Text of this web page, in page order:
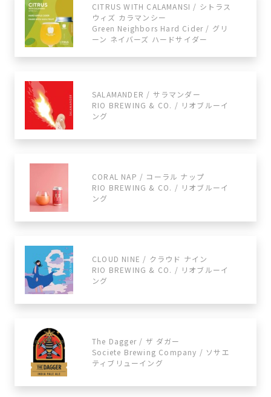
CITRUS WITH CALAMANSI / シトラス
ウィズ カラマンシー
Green Neighbors Hard Cider / グリ
ーン ネイバーズ ハードサイダー
SALAMANDER / サラマンダー
RIO BREWING & CO. / リオブルーイ
ング
CORAL NAP / コーラル ナップ
RIO BREWING & CO. / リオブルーイ
ング
CLOUD NINE / クラウド ナイン
RIO BREWING & CO. / リオブルーイ
ング
The Dagger / ザ ダガー
Societe Brewing Company / ソサエ
ティブリューイング